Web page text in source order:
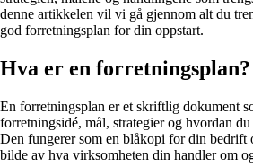
denne artikkelen vil vi gå gjennom alt du
god forretningsplan for din oppstart.
Hva er en forretningsplan?
En forretningsplan er et skriftlig dokument
forretningsidé, mål, strategier og hvordan
Den fungerer som en blåkopi for din bedrift
bilde av hva virksomheten din handler om